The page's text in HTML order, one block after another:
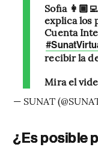
Sofía
explica los
Cuenta
recibir la
Mira el
— SUNAT
¿Es posible